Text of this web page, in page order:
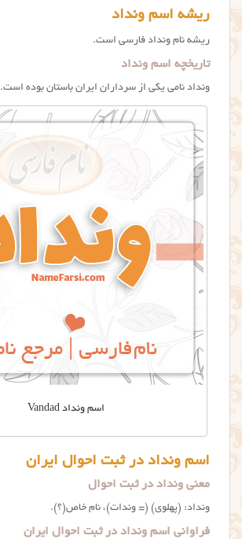
ریشه اسم ونداد
ریشه نام ونداد فارسی است.
تاریخچه اسم ونداد
ونداد نامی یکی از سرداران ایران باستان بوده است.
اسم ونداد Vandad
اسم ونداد در ثبت احوال ایران
معنی ونداد در ثبت احوال
ونداد: (پهلوی) (= وندات)، نام خاص(؟).
فراوانی اسم ونداد در ثبت احوال ایران